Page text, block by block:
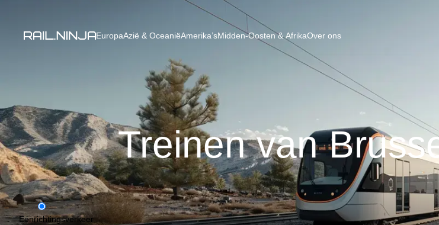
EuropaAzië & OceaniëAmerika’sMidden-Oosten & AfrikaOver ons
Treinen van
Eénrichtingsverkeer